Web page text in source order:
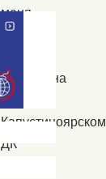
меня
научат»
проведена
в
Капустиноярском
ДК